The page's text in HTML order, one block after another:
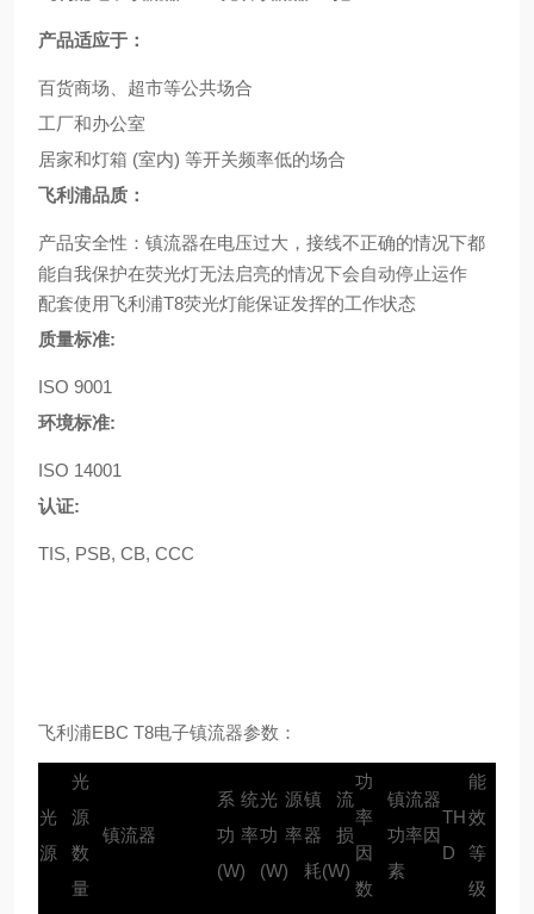
产品适应于：
百货商场、超市等公共场合
工厂和办公室
居家和灯箱 (室内) 等开关频率低的场合
飞利浦品质：
产品安全性：镇流器在电压过大，接线不正确的情况下都
能自我保护在荧光灯无法启亮的情况下会自动停止运作
配套使用飞利浦T8荧光灯能保证发挥的工作状态
质量标准:
ISO 9001
环境标准:
ISO 14001
认证:
TIS, PSB, CB, CCC
飞利浦EBC T8电子镇流器参数：
光
源
光
源
数
量
镇流器
系统
功率
(W)
光源
功率
(W)
镇流
器损
耗(W)
功
率
因
数
镇流器
功率因
素
TH
D
能
效
等
级